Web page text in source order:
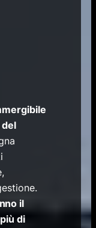
del
il
di